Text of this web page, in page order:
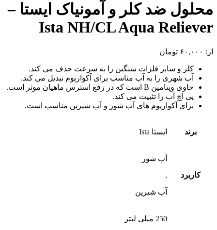
محلول ضد کلر و آمونیاک ایستا –
Ista NH/CL Aqua Reliever
از: ۶۰,۰۰۰ تومان
کلر و سایر فلزات سنگین را به سرعت حذف می کند.
آب شهری را به آب مناسب برای آکواریوم تبدیل می کند.
حاوی ویتامین B است که در رفع استرس ماهیان موثر است.
پی اچ آب را تثبیت می کند.
برای آکواریوم های آب شور و آب شیرین مناسب است.
برند ایستا Ista
کاربرد
آب شور
,
آب شیرین
250 میلی لیتر